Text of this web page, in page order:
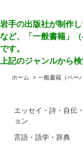
岩手の出版社が制作
など、「一般書籍」
です。
上記のジャンルから
ホーム > 一般書籍（ペー
エッセイ・詩・自伝
ョン
言語・語学・辞典